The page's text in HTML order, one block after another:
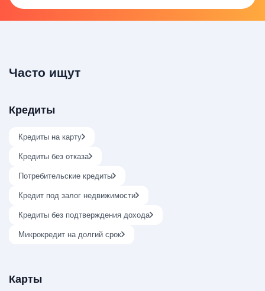
Часто ищут
Кредиты
Кредиты на карту
Кредиты без отказа
Потребительские кредиты
Кредит под залог недвижимости
Кредиты без подтверждения дохода
Микрокредит на долгий срок
Карты